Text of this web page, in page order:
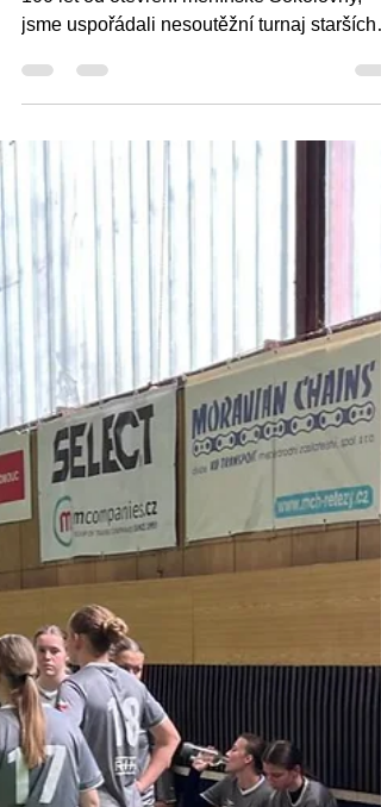
V rámci podzimní přípravy, a při příležitosti
nám byly týmy Velkého Meziříčí, Kunovic,
Nového Jičína a Bohunic. Sešlo se nám 14
hráček, což byla solidní účast takto na
začátku sezony. Nově trénujeme tým
žaček, takže máme zpět všechny holky
ročníku 2011, se kterými jsme se rozdělili
před rokem, abychom se letos opět potkali.
Tým je doplněn o